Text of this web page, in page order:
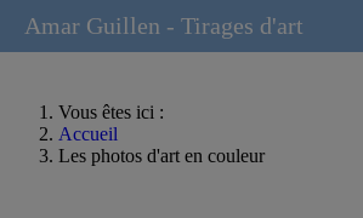
Vous êtes ici :
Accueil
Les photos d'art en couleur
Amar Guillen - Tirages d'art